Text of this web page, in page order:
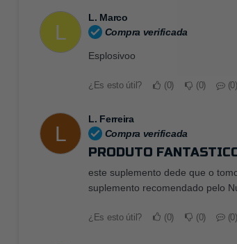
L
L. Marco
Compra verificada
Esplosivoo
¿Es esto útil? 0 0 0
L
L. Ferreira
Compra verificada
PRODUTO
este suplemento dede que o
suplemento recomendado pelo
¿Es esto útil? 0 0 0